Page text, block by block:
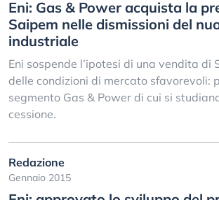
Eni: Gas & Power acquista la
Saipem nelle dismissioni del
industriale
Eni sospende l’ipotesi di una vendita di
delle condizioni di mercato sfavorevoli:
segmento Gas & Power di cui si
cessione.
Redazione
Gennaio 2015